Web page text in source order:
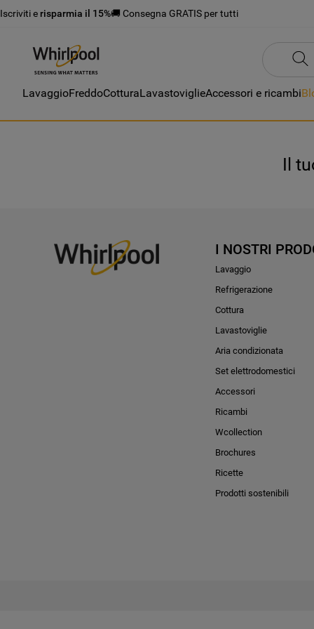
Iscriviti e risparmia il 15%🚚 Consegna GRATIS per tutti
LavaggioFreddoCotturaLavastoviglieAccessori e ricambi
Il
I NOSTRI
Lavaggio
Refrigerazione
Cottura
Lavastoviglie
Aria condizionata
Set elettrodomestici
Accessori
Ricambi
Wcollection
Brochures
Ricette
Prodotti sostenibili